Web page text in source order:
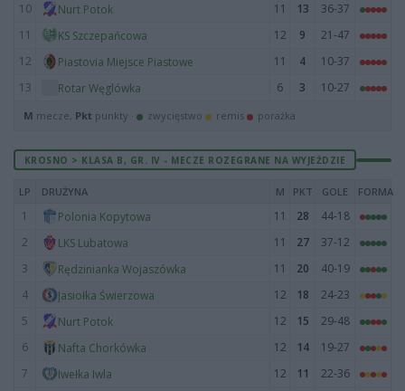
10 Nurt Potok 11 13
36-37
11
KS Szczepańcowa 12 9
21-47
12
Piastovia Miejsce Piastowe 11 4
10-37
13
Rotar Węglówka 6 3 10-27
M mecze, Pkt punkty · zwycięstwo remis porażka
KROSNO > KLASA B, GR. IV - MECZE ROZEGRANE NA WYJEŹDZIE
LP DRUŻYNA M PKT GOLE FORMA
1 Polonia Kopytowa 11 28
44-18
2
LKS Lubatowa 11 27
37-12
3
Rędzinianka Wojaszówka 11 20
40-19
4
Jasiołka Świerzowa 12 18
24-23
5
Nurt Potok 12 15
29-48
6
Nafta Chorkówka 12 14
19-27
7
Iwełka Iwla 12 11
22-36